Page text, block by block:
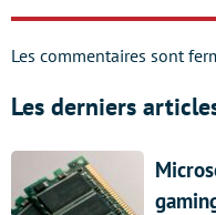
Les commentaires sont
Les derniers